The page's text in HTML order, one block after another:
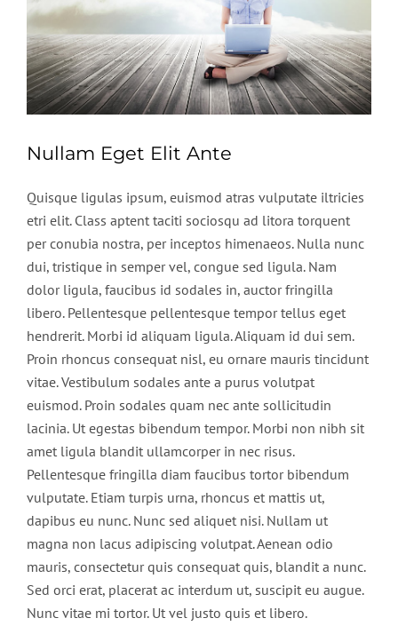
Nullam Eget Elit Ante
Quisque ligulas ipsum, euismod atras vulputate iltricies
etri elit. Class aptent taciti sociosqu ad litora torquent
per conubia nostra, per inceptos himenaeos. Nulla nunc
dui, tristique in semper vel, congue sed ligula. Nam
dolor ligula, faucibus id sodales in, auctor fringilla
libero. Pellentesque pellentesque tempor tellus eget
hendrerit. Morbi id aliquam ligula. Aliquam id dui sem.
Proin rhoncus consequat nisl, eu ornare mauris tincidunt
vitae. Vestibulum sodales ante a purus volutpat
euismod. Proin sodales quam nec ante sollicitudin
lacinia. Ut egestas bibendum tempor. Morbi non nibh sit
amet ligula blandit ullamcorper in nec risus.
Pellentesque fringilla diam faucibus tortor bibendum
vulputate. Etiam turpis urna, rhoncus et mattis ut,
dapibus eu nunc. Nunc sed aliquet nisi. Nullam ut
magna non lacus adipiscing volutpat. Aenean odio
mauris, consectetur quis consequat quis, blandit a nunc.
Sed orci erat, placerat ac interdum ut, suscipit eu augue.
Nunc vitae mi tortor. Ut vel justo quis et libero.